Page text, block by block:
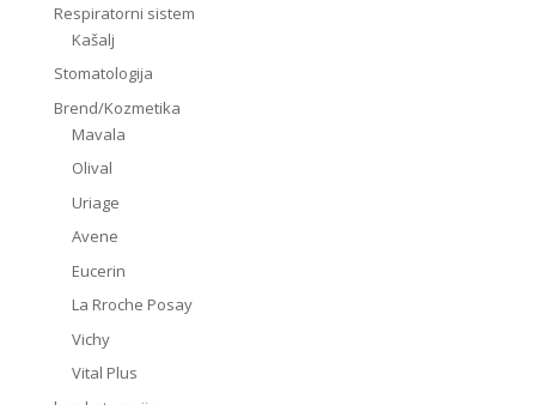
Respiratorni sistem
Kašalj
Stomatologija
Brend/Kozmetika
Mavala
Olival
Uriage
Avene
Eucerin
La Rroche Posay
Vichy
Vital Plus